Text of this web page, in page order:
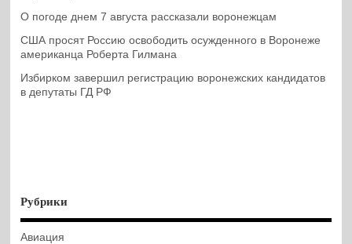
О погоде днем 7 августа рассказали воронежцам
США просят Россию освободить осужденного в Воронеже
американца Роберта Гилмана
Избирком завершил регистрацию воронежских кандидатов
в депутаты ГД РФ
Рубрики
Авиация